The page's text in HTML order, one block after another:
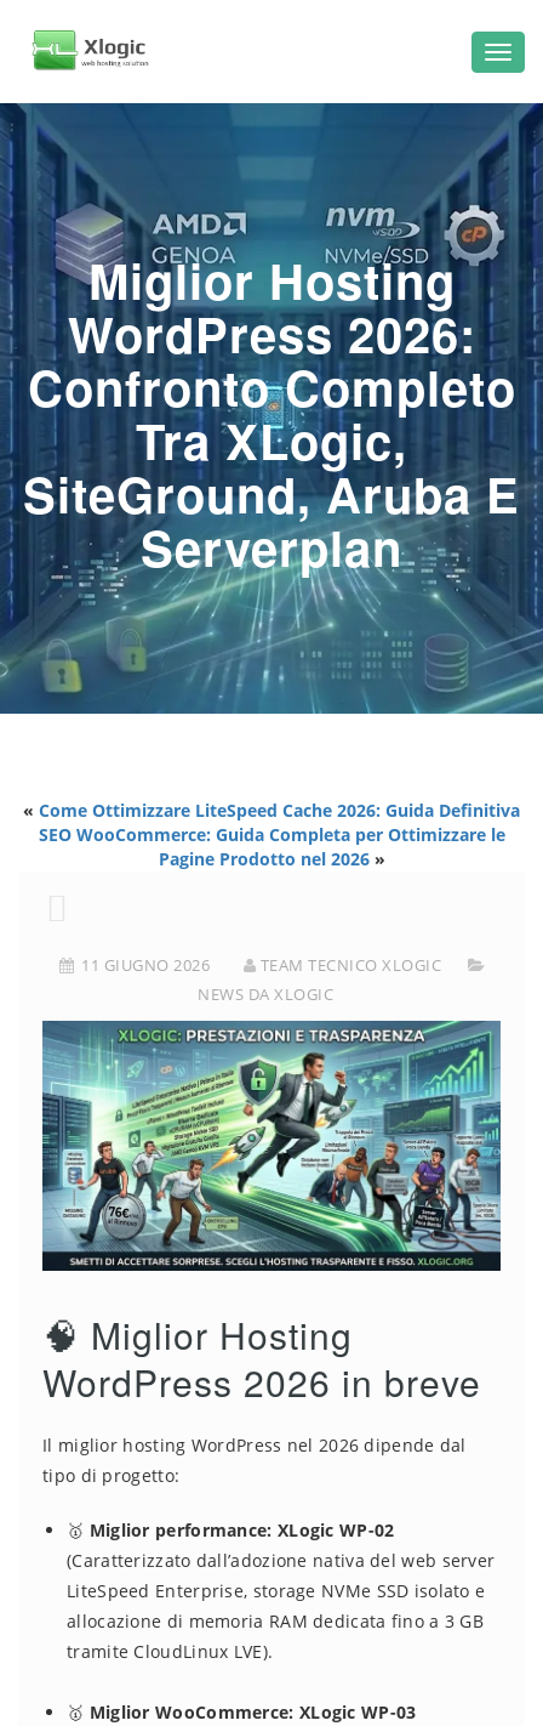
Miglior Hosting
WordPress 2026:
Confronto Completo
Tra XLogic,
SiteGround, Aruba E
Serverplan
« Come Ottimizzare LiteSpeed Cache 2026: Guida Definitiva
SEO WooCommerce: Guida Completa per Ottimizzare le
Pagine Prodotto nel 2026»
11 GIUGNO 2026
TEAM TECNICO XLOGIC
NEWS DA XLOGIC
🧠 Miglior Hosting
WordPress 2026 in breve
Il miglior hosting WordPress nel 2026 dipende dal
tipo di progetto:
🥇 Miglior performance: XLogic WP-02
(Caratterizzato dall’adozione nativa del web server
LiteSpeed Enterprise, storage NVMe SSD isolato e
allocazione di memoria RAM dedicata fino a 3 GB
tramite CloudLinux LVE).
🥇 Miglior WooCommerce: XLogic WP-03